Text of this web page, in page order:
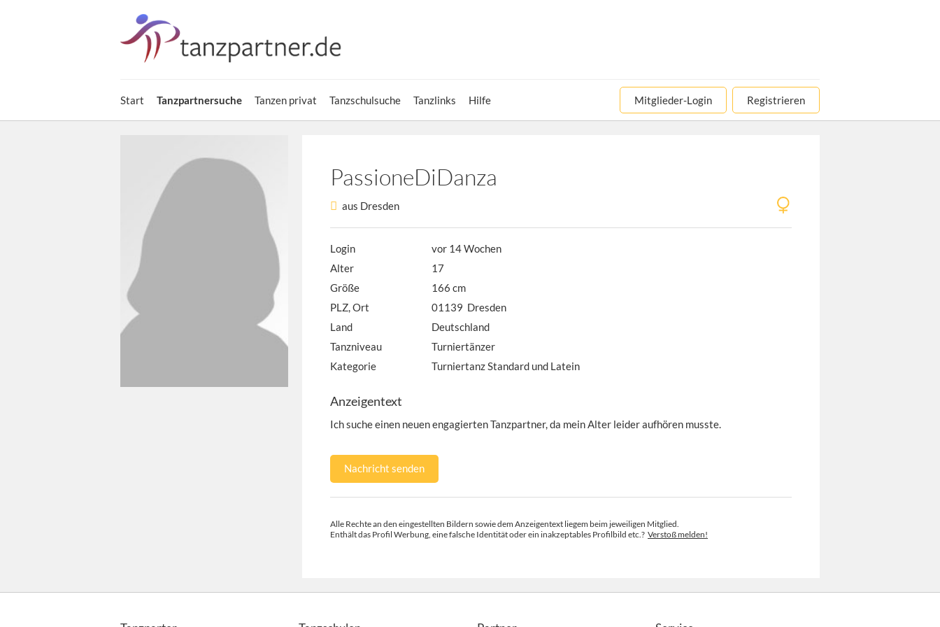
Start Tanzpartnersuche Tanzen privat Tanzschulsuche Tanzlinks Hilfe Mitglieder-Login Registrieren
PassioneDiDanza
aus Dresden
Login
vor 14 Wochen
Alter
17
Größe
166 cm
PLZ, Ort
01139 Dresden
Land
Deutschland
Tanzniveau
Turniertänzer
Kategorie
Turniertanz Standard und Latein
Anzeigentext
Ich suche einen neuen engagierten Tanzpartner, da mein Alter leider aufhören musste.
Nachricht senden
Alle Rechte an den eingestellten Bildern sowie dem Anzeigentext liegem beim jeweiligen Mitglied.
Enthält das Profil Werbung, eine falsche Identität oder ein inakzeptables Profilbild etc.? Verstoß melden!